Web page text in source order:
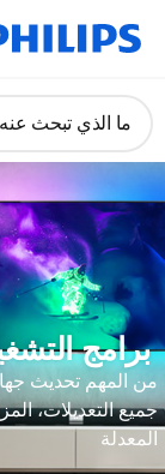
دعم
ما الذي تبحث عنه؟
المهم تحديث
التعديلات،